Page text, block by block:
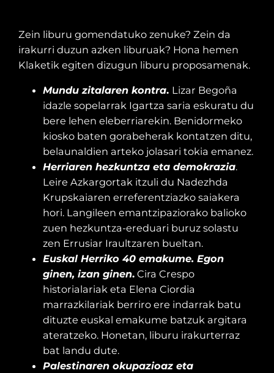
Zein liburu gomendatuko zenuke? Zein da
irakurri duzun azken liburuak? Hona hemen
Klaketik egiten dizugun liburu proposamenak.
Mundu zitalaren kontra. Lizar Begoña
idazle sopelarrak Igartza saria eskuratu du
bere lehen eleberriarekin. Benidormeko
kiosko baten gorabeherak kontatzen ditu,
belaunaldien arteko jolasari tokia emanez.
Herriaren hezkuntza eta demokrazia.
Leire Azkargortak itzuli du Nadezhda
Krupskaiaren erreferentziazko saiakera
hori. Langileen emantzipaziorako balioko
zuen hezkuntza-ereduari buruz solastu
zen Errusiar Iraultzaren bueltan.
Euskal Herriko 40 emakume. Egon
ginen, izan ginen. Cira Crespo
historialariak eta Elena Ciordia
marrazkilariak berriro ere indarrak batu
dituzte euskal emakume batzuk argitara
ateratzeko. Honetan, liburu irakurterraz
bat landu dute.
Palestinaren okupazioaz eta